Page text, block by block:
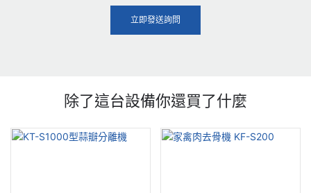
立即發送詢問
除了這台設備你還買了什麼